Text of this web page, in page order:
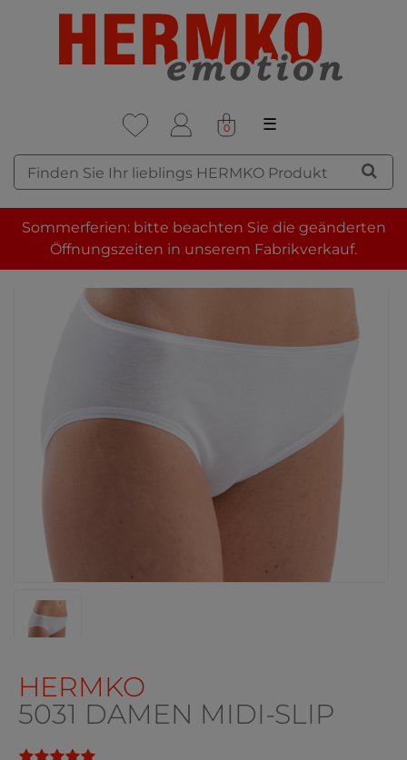
0 ☰
Sommerferien: bitte beachten Sie die geänderten
Öffnungszeiten in unserem Fabrikverkauf.
HERMKO
5031 DAMEN MIDI-SLIP